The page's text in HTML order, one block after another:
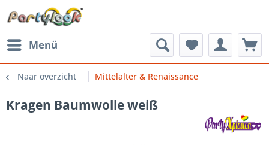
Menü
Naar overzicht Mittelalter & Renaissance
Kragen Baumwolle weiß